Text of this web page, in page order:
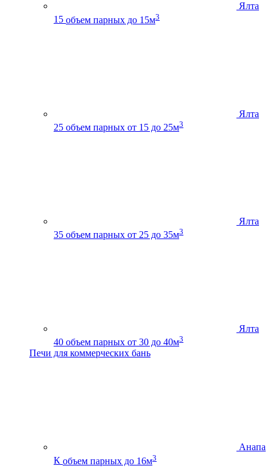
Ялта
15 объем парных до 15м3
Ялта
25 объем парных от 15 до 25м3
Ялта
35 объем парных от 25 до 35м3
Ялта
40 объем парных от 30 до 40м3
Печи для коммерческих бань
Анапа
К объем парных до 16м3